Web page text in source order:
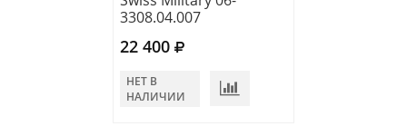
3308.04.007
22 400
НЕТ В
НАЛИЧИИ